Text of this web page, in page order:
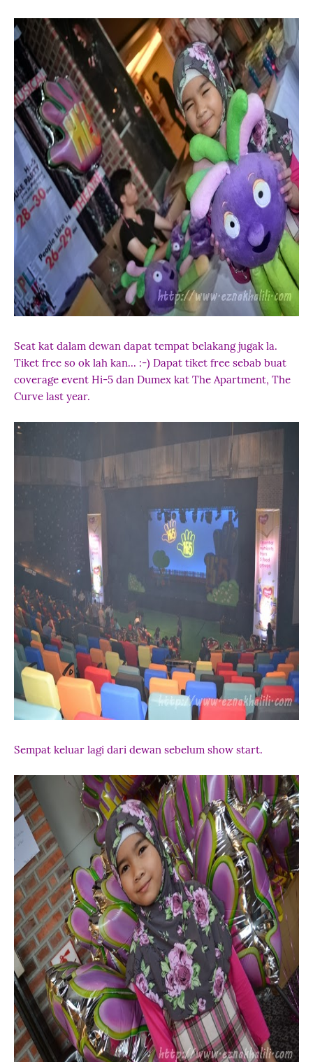
Seat kat dalam dewan dapat tempat belakang jugak la.
Tiket free so ok lah kan... :-) Dapat tiket free sebab buat
coverage event Hi-5 dan Dumex kat The Apartment, The
Curve last year.
Sempat keluar lagi dari dewan sebelum show start.